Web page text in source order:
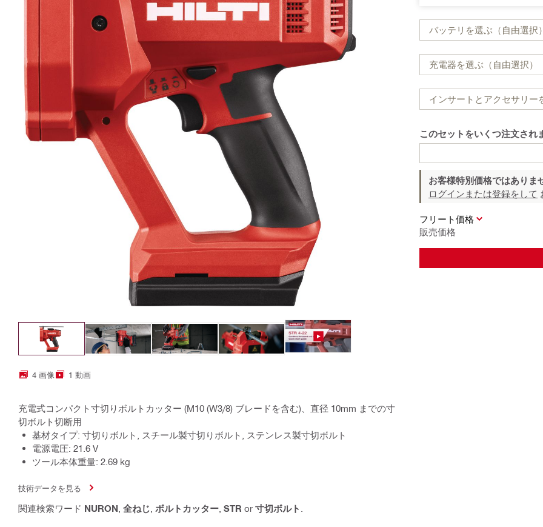
4 画像 1 動画
充電式コンパクト寸切りボルトカッター (M10 (W3/8) ブレードを含む)、直径 10mm までの寸
切ボルト切断用
基材タイプ: 寸切りボルト, スチール製寸切りボルト, ステンレス製寸切ボルト
電源電圧: 21.6 V
ツール本体重量: 2.69 kg
技術データを見る
関連検索ワード NURON 全ねじ ボルトカッター STR or 寸切ボルト
バッテリを選ぶ（自由選択）
充電器を選ぶ（自由選択）
インサートとアクセサリー
このセットをいくつ注文され
お客様特別価格ではありま
ログインまたは登録をして
フリート価格
販売価格